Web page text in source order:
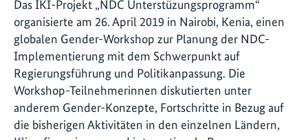
Das IKI-Projekt „NDC Unterstüzungsprogramm“
organisierte am 26. April 2019 in Nairobi, Kenia, einen
globalen Gender-Workshop zur Planung der NDC-
Implementierung mit dem Schwerpunkt auf
Regierungsführung und Politikanpassung. Die
Workshop-Teilnehmerinnen diskutierten unter
anderem Gender-Konzepte, Fortschritte in Bezug auf
die bisherigen Aktivitäten in den einzelnen Ländern,